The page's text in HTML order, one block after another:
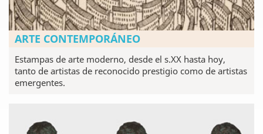
ARTE CONTEMPORÁNEO
Estampas de arte moderno, desde el s.XX hasta hoy,
tanto de artistas de reconocido prestigio como de artistas
emergentes.